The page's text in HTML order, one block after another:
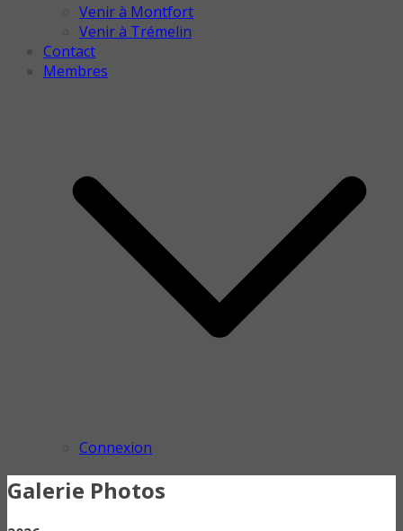
Venir à Montfort
Venir à Trémelin
Contact
Membres
Connexion
Galerie Photos